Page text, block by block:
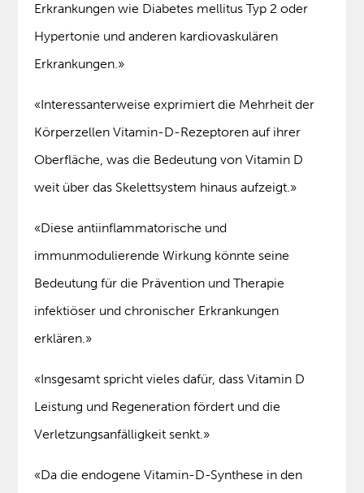
Erkrankungen wie Diabetes mellitus Typ 2 oder
Hypertonie und anderen kardiovaskulären
Erkrankungen.»
«Interessanterweise exprimiert die Mehrheit der
Körperzellen Vitamin-D-Rezeptoren auf ihrer
Oberfläche, was die Bedeutung von Vitamin D
weit über das Skelettsystem hinaus aufzeigt.»
«Diese antiinflammatorische und
immunmodulierende Wirkung könnte seine
Bedeutung für die Prävention und Therapie
infektiöser und chronischer Erkrankungen
erklären.»
«Insgesamt spricht vieles dafür, dass Vitamin D
Leistung und Regeneration fördert und die
Verletzungsanfälligkeit senkt.»
«Da die endogene Vitamin-D-Synthese in den